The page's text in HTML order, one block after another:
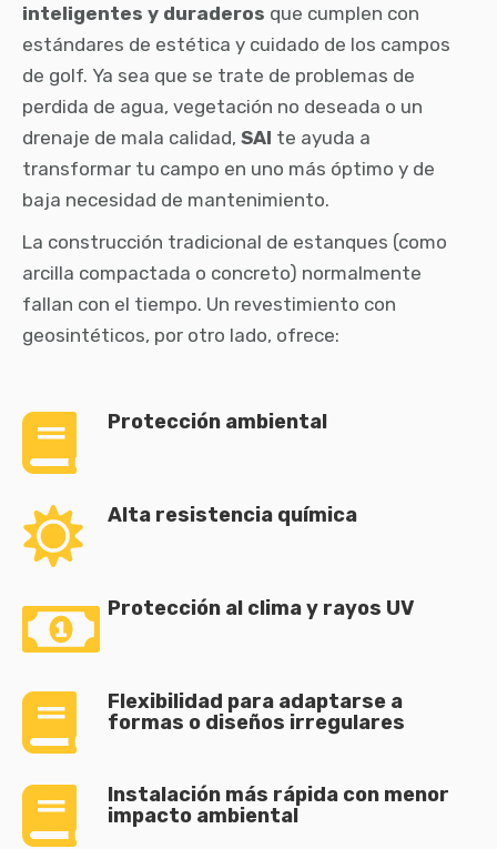
inteligentes y duraderos que cumplen con
estándares de estética y cuidado de los campos
de golf. Ya sea que se trate de problemas de
perdida de agua, vegetación no deseada o un
drenaje de mala calidad, SAI te ayuda a
transformar tu campo en uno más óptimo y de
baja necesidad de mantenimiento.
La construcción tradicional de estanques (como
arcilla compactada o concreto) normalmente
fallan con el tiempo. Un revestimiento con
geosintéticos, por otro lado, ofrece:
Protección ambiental
Alta resistencia química
Protección al clima y rayos UV
Flexibilidad para adaptarse a
formas o diseños irregulares
Instalación más rápida con menor
impacto ambiental